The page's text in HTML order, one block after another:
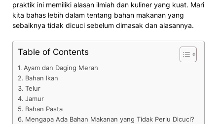
praktik ini memiliki alasan ilmiah dan kuliner yang kuat. Mari
kita bahas lebih dalam tentang bahan makanan yang
sebaiknya tidak dicuci sebelum dimasak dan alasannya.
Table of Contents
Ayam dan Daging Merah
Bahan Ikan
Telur
Jamur
Bahan Pasta
Mengapa Ada Bahan Makanan yang Tidak Perlu Dicuci?